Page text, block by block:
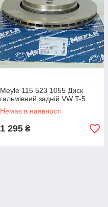
Meyle 115 523 1055 Диск
гальмівний задній VW T-5
Немає в наявності
1 295 ₴